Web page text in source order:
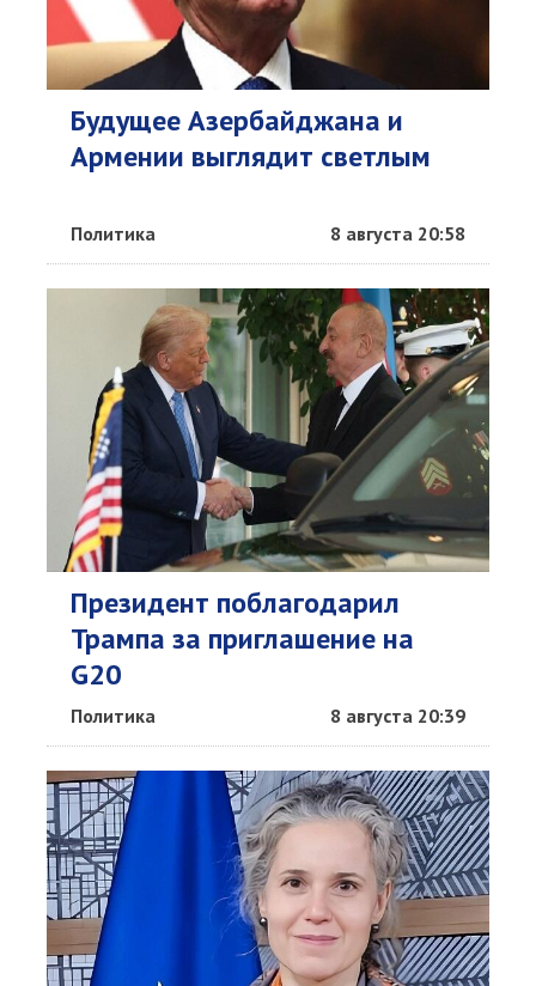
Будущее Азербайджана и
Армении выглядит светлым
Политика 8 августа 20:58
Президент поблагодарил
Трампа за приглашение на
G20
Политика 8 августа 20:39